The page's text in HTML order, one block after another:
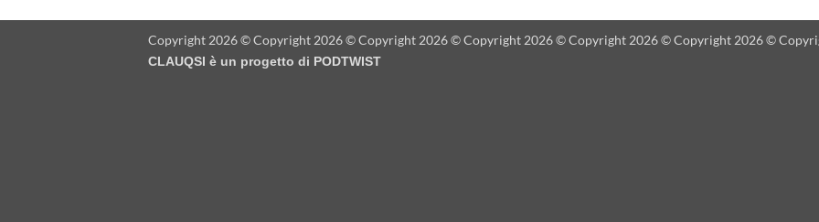
Copyright 2026 © Copyright 2026 © Copyright 2026 © Copyright 2026 © Copyright 2026 © Copyright 2026 ©
CLAUQSI è un progetto di PODTWIST